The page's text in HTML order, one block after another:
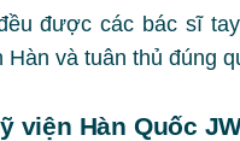
được các bác sĩ
và tuân thủ đúng
viện Hàn Quốc